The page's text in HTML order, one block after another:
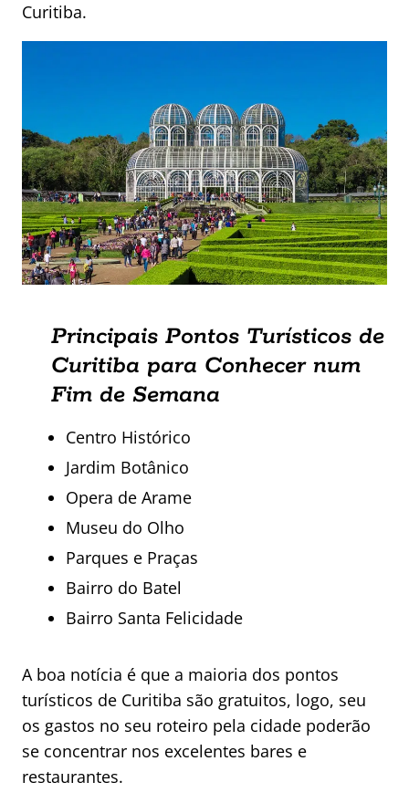
Curitiba.
Principais Pontos Turísticos de
Curitiba para Conhecer num
Fim de Semana
Centro Histórico
Jardim Botânico
Opera de Arame
Museu do Olho
Parques e Praças
Bairro do Batel
Bairro Santa Felicidade
A boa notícia é que a maioria dos pontos
turísticos de Curitiba são gratuitos, logo, seu
os gastos no seu roteiro pela cidade poderão
se concentrar nos excelentes bares e
restaurantes.